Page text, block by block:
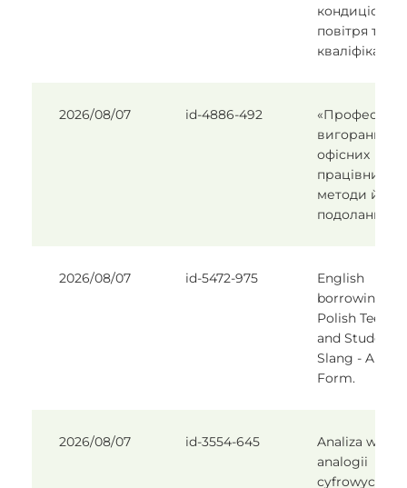
повітря та їх
кваліфікація
2026/08/07 id-4886-492
«Професійне
вигорання
офісних
працівників
методи його
подолання»
2026/08/07 id-5472-975
English
borrowings in
Polish
and Student
Slang - A
Form.
2026/08/07 id-3554-645
Analiza
analogii
cyfrowych na